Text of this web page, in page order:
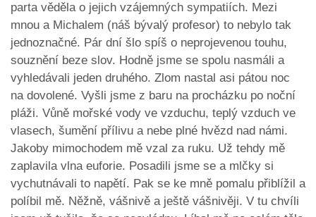
parta věděla o jejich vzájemných sympatiích. Mezi
mnou a Michalem (náš bývalý profesor) to nebylo tak
jednoznačné. Pár dní šlo spíš o neprojevenou touhu,
souznění beze slov. Hodně jsme se spolu nasmáli a
vyhledávali jeden druhého. Zlom nastal asi pátou noc
na dovolené. Vyšli jsme z baru na procházku po noční
pláži. Vůně mořské vody ve vzduchu, teplý vzduch ve
vlasech, šumění přílivu a nebe plné hvězd nad námi.
Jakoby mimochodem mě vzal za ruku. Už tehdy mě
zaplavila vlna euforie. Posadili jsme se a mlčky si
vychutnávali to napětí. Pak se ke mně pomalu přiblížil a
políbil mě. Něžně, vášnivě a ještě vášnivěji. V tu chvíli